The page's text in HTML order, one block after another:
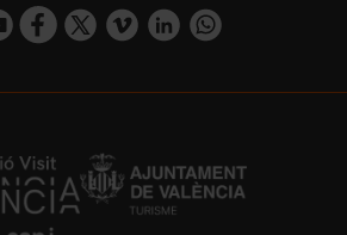
visit_valencia/
www.youtube.com/user/
https://www.facebook.com/
https://twitter.com/
https://vimeo.com/
https://www.linkedin.com/company/turismo-valencia/https://api.whatsapp.com/send/